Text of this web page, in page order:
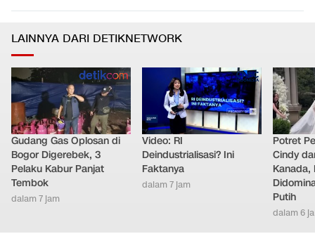
LAINNYA DARI DETIKNETWORK
Gudang Gas Oplosan di
Bogor Digerebek, 3
Pelaku Kabur Panjat
Tembok
dalam 7 jam
Video: RI
Deindustrialisasi? Ini
Faktanya
dalam 7 jam
Potret
Cindy
Kanada,
Putih
dalam 6